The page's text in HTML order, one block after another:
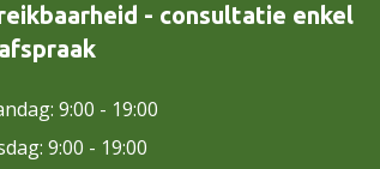
- consultatie enkel
9:00 - 19:00
9:00 - 19:00